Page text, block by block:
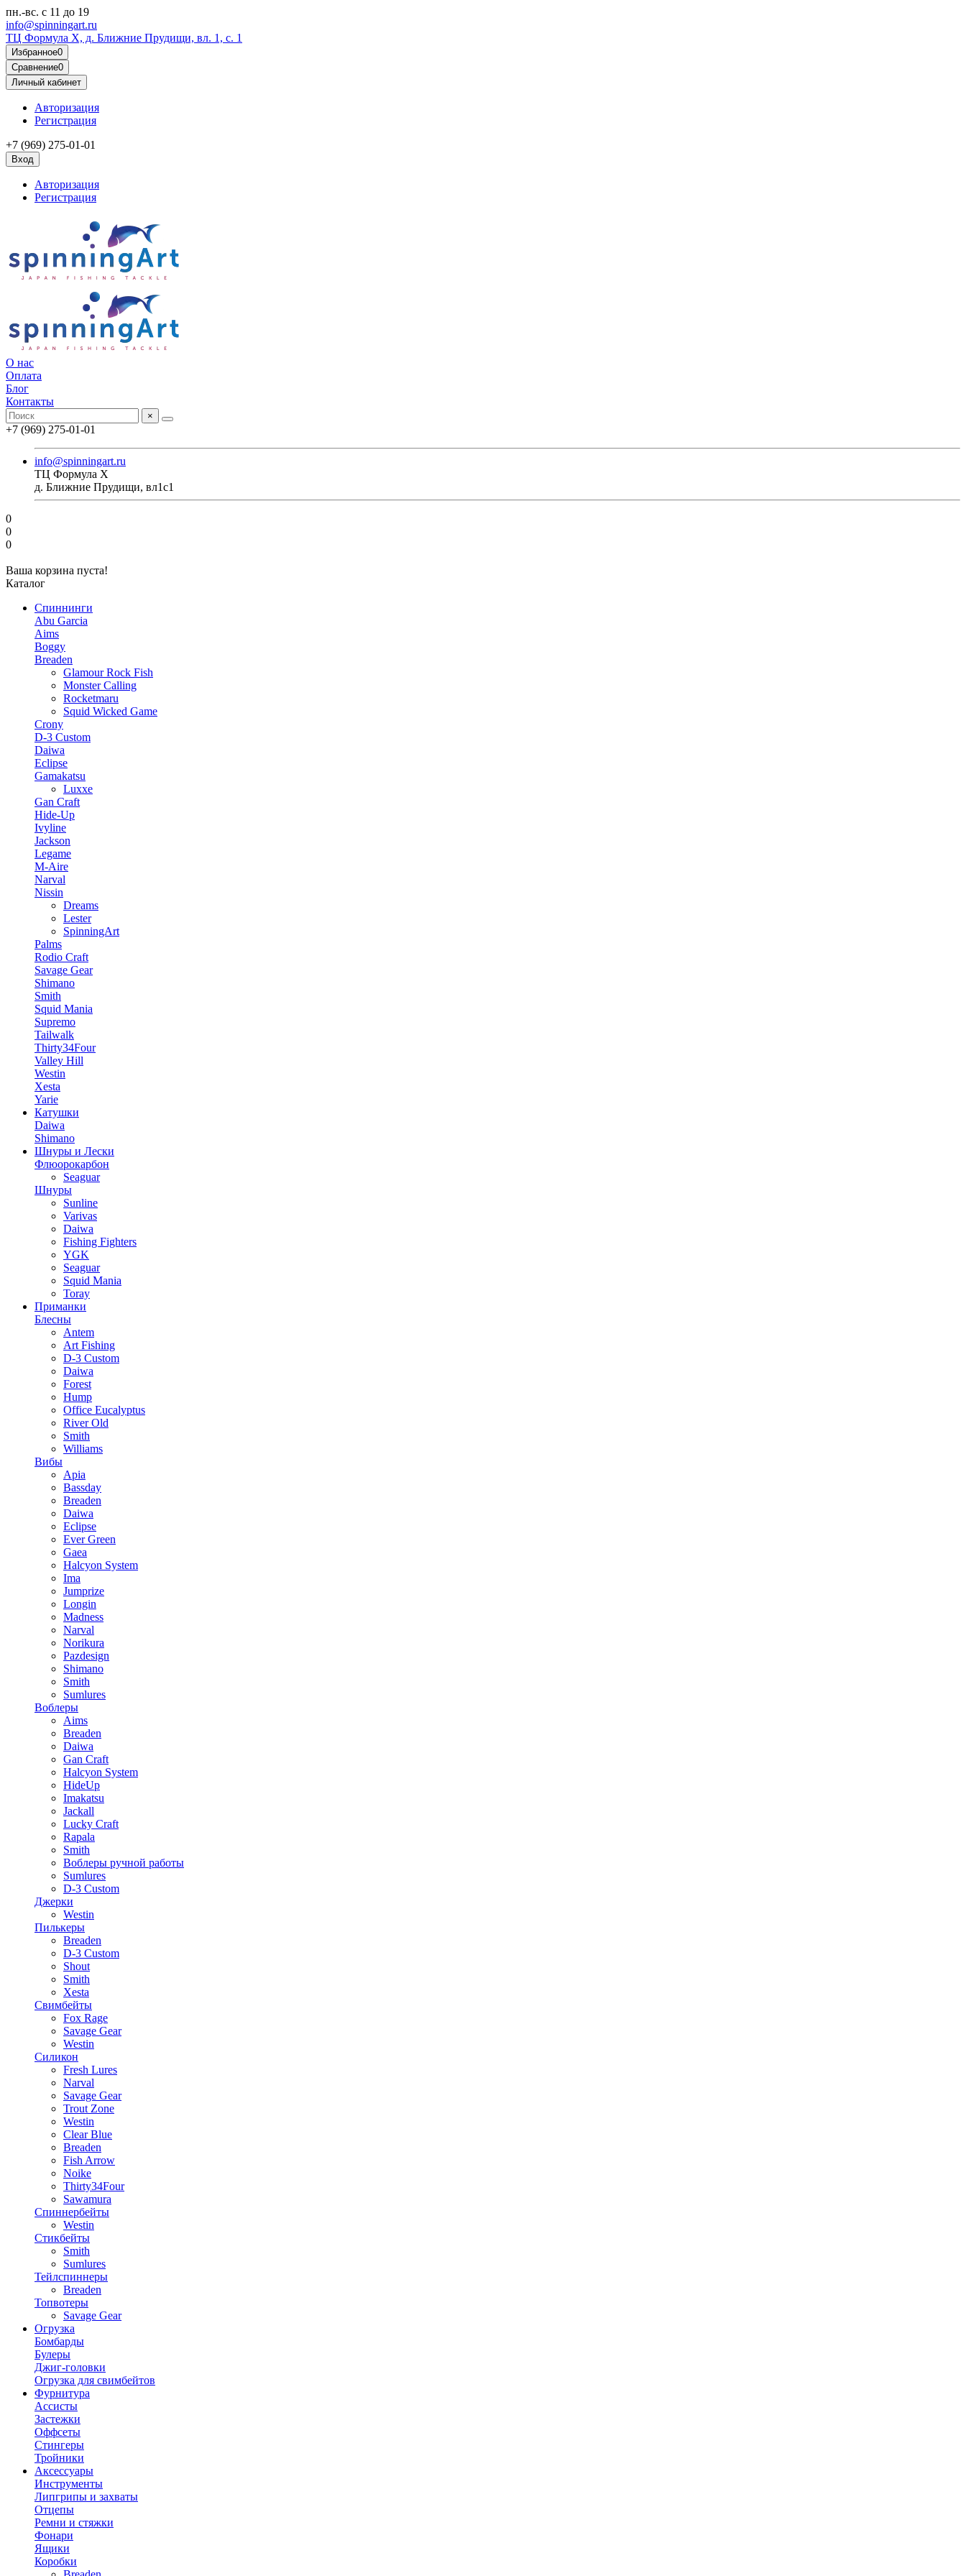
пн.-вс. с 11 до 19
info@spinningart.ru
ТЦ Формула X, д. Ближние Прудищи, вл. 1, с. 1
Избранное0
Сравнение0
Личный кабинет
Авторизация
Регистрация
+7 (969) 275-01-01
Вход
Авторизация
Регистрация
О нас
Оплата
Блог
Контакты
×
+7 (969) 275-01-01
info@spinningart.ru
ТЦ Формула X
д. Ближние Прудищи, вл1с1
0
0
0
Ваша корзина пуста!
Каталог
Спиннинги
Abu Garcia
Aims
Boggy
Breaden
Glamour Rock Fish
Monster Calling
Rocketmaru
Squid Wicked Game
Crony
D-3 Custom
Daiwa
Eclipse
Gamakatsu
Luxxe
Gan Craft
Hide-Up
Ivyline
Jackson
Legame
M-Aire
Narval
Nissin
Dreams
Lester
SpinningArt
Palms
Rodio Craft
Savage Gear
Shimano
Smith
Squid Mania
Supremo
Tailwalk
Thirty34Four
Valley Hill
Westin
Xesta
Yarie
Катушки
Daiwa
Shimano
Шнуры и Лески
Флюорокарбон
Seaguar
Шнуры
Sunline
Varivas
Daiwa
Fishing Fighters
YGK
Seaguar
Squid Mania
Toray
Приманки
Блесны
Antem
Art Fishing
D-3 Custom
Daiwa
Forest
Hump
Office Eucalyptus
River Old
Smith
Williams
Вибы
Apia
Bassday
Breaden
Daiwa
Eclipse
Ever Green
Gaea
Halcyon System
Ima
Jumprize
Longin
Madness
Narval
Norikura
Pazdesign
Shimano
Smith
Sumlures
Воблеры
Aims
Breaden
Daiwa
Gan Craft
Halcyon System
HideUp
Imakatsu
Jackall
Lucky Craft
Rapala
Smith
Воблеры ручной работы
Sumlures
D-3 Custom
Джерки
Westin
Пилькеры
Breaden
D-3 Custom
Shout
Smith
Xesta
Свимбейты
Fox Rage
Savage Gear
Westin
Силикон
Fresh Lures
Narval
Savage Gear
Trout Zone
Westin
Clear Blue
Breaden
Fish Arrow
Noike
Thirty34Four
Sawamura
Спиннербейты
Westin
Стикбейты
Smith
Sumlures
Тейлспиннеры
Breaden
Топвотеры
Savage Gear
Огрузка
Бомбарды
Булеры
Джиг-головки
Огрузка для свимбейтов
Фурнитура
Ассисты
Застежки
Оффсеты
Стингеры
Тройники
Аксессуары
Инструменты
Липгрипы и захваты
Отцепы
Ремни и стяжки
Фонари
Ящики
Коробки